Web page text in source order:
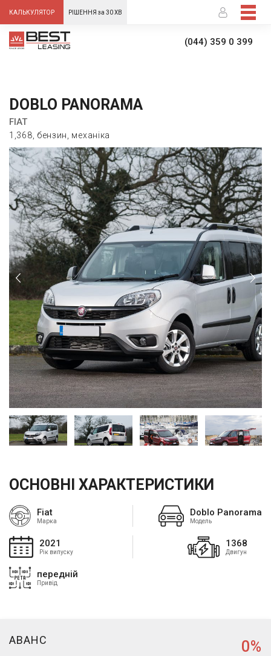
КАЛЬКУЛЯТОР РІШЕННЯ за 30 ХВ
(044) 359 0 399
DOBLO PANORAMA
FIAT
1,368, бензин, механіка
ОСНОВНІ ХАРАКТЕРИСТИКИ
Fiat
Марка
Doblo Panorama
Модель
2021
Рік випуску
1368
Двигун
передній
Привід
АВАНC 0%